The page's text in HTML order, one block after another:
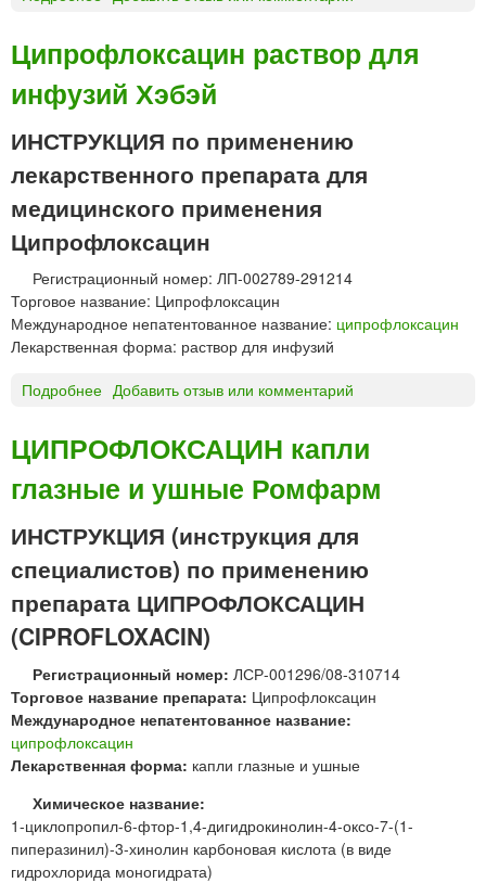
»и
ф
р
а
н
®
р
а
с
т
о
р
д
л
ф
з
й
Ципрофлоксацин раствор для
инфузий Хэбэй
ИНСТРУКЦИЯ по применению
лекарственного препарата для
медицинского применения
Ципрофлоксацин
Регистрационный номер: ЛП-002789-291214
Торговое название: Ципрофлоксацин
Международное непатентованное название: ципрофлоксацин
Лекарственная форма: раствор для инфузий
Подробнее
и
п
р
о
ф
л
о
к
с
а
и
н
р
а
с
т
в
о
р
Добавить отзыв или комментарий
ЦИПРОФЛОКСАЦИН капли
глазные и ушные Ромфарм
ИНСТРУКЦИЯ (инструкция для
специалистов) по применению
препарата ЦИПРОФЛОКСАЦИН
(CIPROFLOXACIN)
Регистрационный номер: ЛСР-001296/08-310714
Торговое название препарата: Ципрофлоксацин
Международное непатентованное название:
ципрофлоксацин
Лекарственная форма: капли глазные и ушные
Химическое название:
1-циклопропил-6-фтор-1,4-дигидрокинолин-4-оксо-7-(1-
пиперазинил)-3-хинолин карбоновая кислота (в виде
гидрохлорида моногидрата)